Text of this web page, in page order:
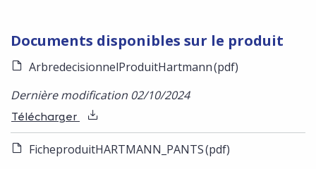
Documents disponibles sur le produit
ArbredecisionnelProduitHartmann(pdf)
Dernière modification 02/10/2024
Télécharger
FicheproduitHARTMANN_PANTS(pdf)